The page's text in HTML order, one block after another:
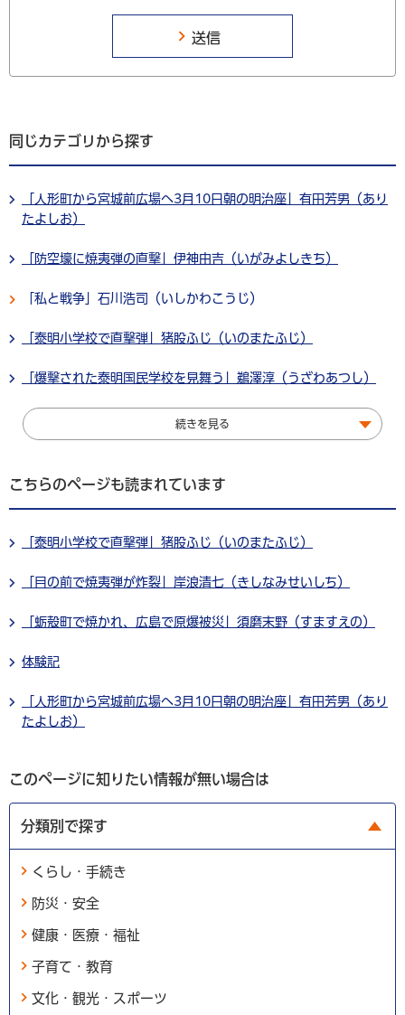
同じカテゴリから探す
「人形町から宮城前広場へ3月10日朝の明治座」有田芳男（あり
たよしお）
「防空壕に焼夷弾の直撃」伊神由吉（いがみよしきち）
「私と戦争」石川浩司（いしかわこうじ）
「泰明小学校で直撃弾」猪股ふじ（いのまたふじ）
「爆撃された泰明国民学校を見舞う」鵜澤淳（うざわあつし）
続きを見る
こちらのページも読まれています
「泰明小学校で直撃弾」猪股ふじ（いのまたふじ）
「目の前で焼夷弾が炸裂」岸浪清七（きしなみせいしち）
「蛎殻町で焼かれ、広島で原爆被災」須磨末野（すますえの）
体験記
「人形町から宮城前広場へ3月10日朝の明治座」有田芳男（あり
たよしお）
このページに知りたい情報が無い場合は
分類別で探す
くらし・手続き
防災・安全
健康・医療・福祉
子育て・教育
文化・観光・スポーツ